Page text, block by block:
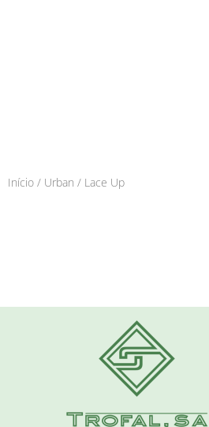
Início / Urban / Lace Up